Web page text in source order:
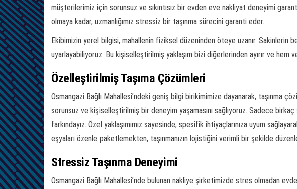
müşterilerimiz için sorunsuz ve sıkıntısız bir evden eve nakliyat deneyimi
olmaya kadar, uzmanlığımız stressiz bir taşınma sürecini garanti eder.
Ekibimizin yerel bilgisi, mahallenin fiziksel düzeninden öteye uzanır.
uyarlayabiliyoruz. Bu kişiselleştirilmiş yaklaşım bizi diğerlerinden ayırır ve
Özelleştirilmiş Taşıma Çözümleri
Osmangazi Bağlı Mahallesi’ndeki geniş bilgi birikimimize dayanarak, taşınma
sorunsuz ve kişiselleştirilmiş bir deneyim yaşamasını sağlıyoruz. Sadece
farkındayız. Özel yaklaşımımız sayesinde, spesifik ihtiyaçlarınıza uyum
eşyaları özenle paketlemekten, taşınmanızın lojistiğini verimli bir şekilde
Stressiz Taşınma Deneyimi
Osmangazi Bağlı Mahallesi’nde bulunan nakliye şirketimizde stres olmadan